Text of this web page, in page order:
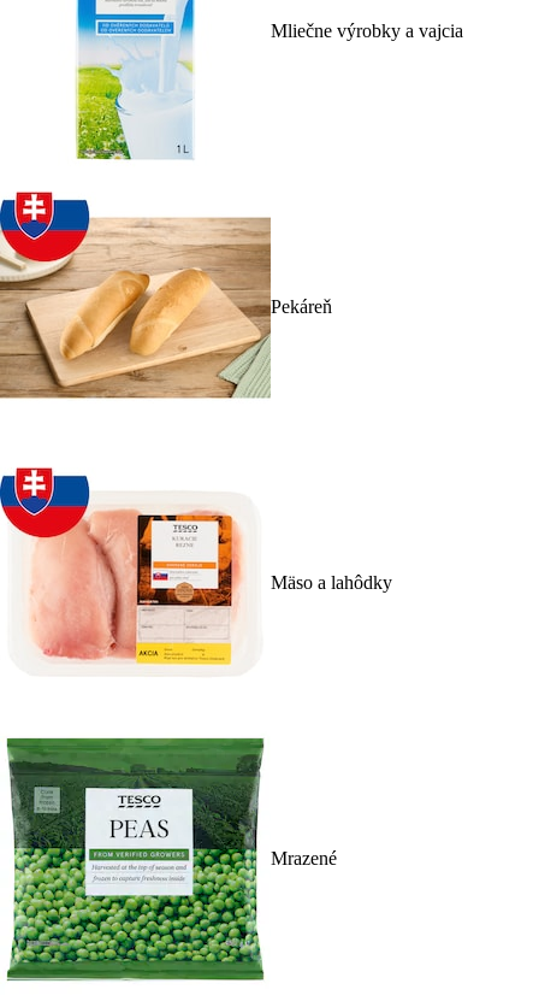
Mliečne výrobky a vajcia
Pekáreň
Mäso a lahôdky
Mrazené